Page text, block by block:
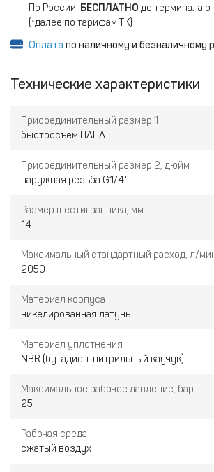
По России: БЕСПЛАТНО до терминала
(*далее по тарифам ТК)
Оплата по наличному и безналичному
Технические характеристики
Присоединительный размер 1
быстросъем ПАПА
Присоединительный размер 2, дюйм
наружная резьба G1/4"
Размер шестигранника, мм
14
Максимальный стандартный расход, л/
2050
Материал корпуса
никелированная латунь
Материал уплотнения
NBR (бутадиен-нитрильный каучук)
Максимальное рабочее давление, бар
25
Рабочая среда
сжатый воздух